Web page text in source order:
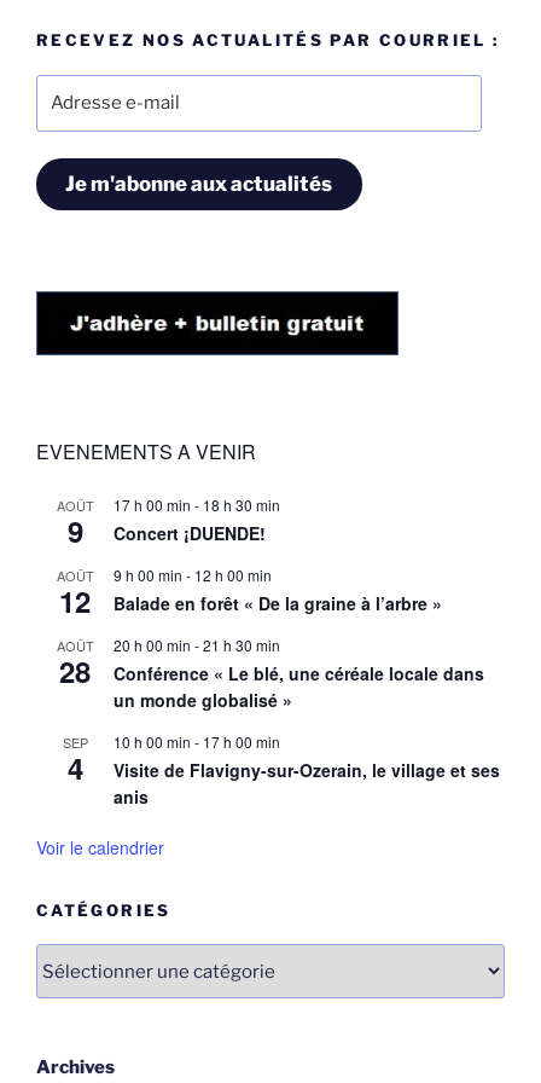
RECEVEZ NOS ACTUALITÉS PAR COURRIEL :
Je m'abonne aux actualités
EVENEMENTS A VENIR
AOÛT
9
17 h 00 min - 18 h 30 min
Concert ¡DUENDE!
AOÛT
12
9 h 00 min - 12 h 00 min
Balade en forêt « De la graine à l’arbre »
AOÛT
28
20 h 00 min -21 h 30 min
Conférence « Le blé, une céréale locale dans
un monde globalisé »
SEP
4
10 h 00 min - 17 h 00 min
Visite de Flavigny-sur-Ozerain, le village et ses
anis
Voir le calendrier
CATÉGORIES
Archives